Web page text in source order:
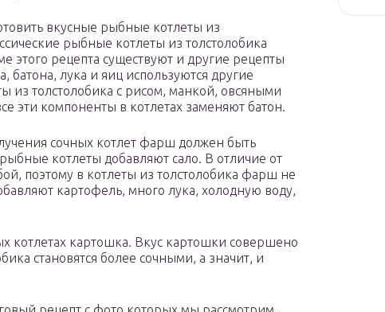
вкусные рыбные котлеты из
рыбные котлеты из толстолобика
этого рецепта существуют и другие рецепты
лука и яиц используются другие
толстолобика с рисом, манкой, овсяными
эти компоненты в котлетах заменяют батон.
сочных котлет фарш должен быть
котлеты добавляют сало. В отличие от
поэтому в котлеты из толстолобика фарш не
картофель, много лука, холодную воду,
котлетах картошка. Вкус картошки совершено
становятся более сочными, а значит, и